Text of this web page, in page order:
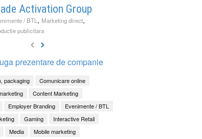
Activation Group
/ BTL , Marketing direct,
publicitara
prezentare de companie
packaging
Comunicare online
Content Marketing
Employer Branding
Evenimente / BTL
Gaming
Interactive Retail
Media
Mobile marketing